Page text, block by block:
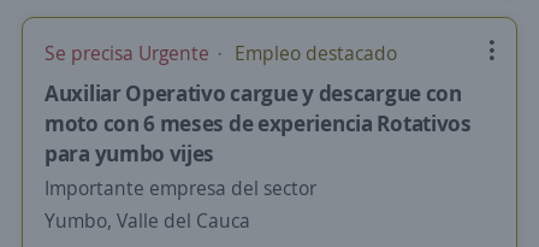
Se precisa Urgente Empleo destacado
Auxiliar Operativo cargue y descargue con
moto con 6 meses de experiencia Rotativos
para yumbo vijes
Importante empresa del sector
Yumbo, Valle del Cauca